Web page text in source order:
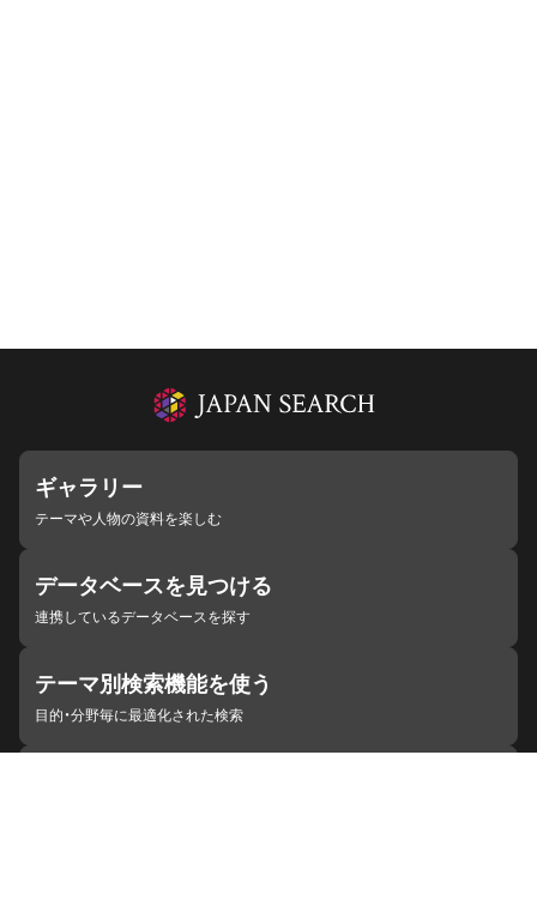
ギャラリー
テーマや人物の資料を楽しむ
データベースを見つける
連携しているデータベースを探す
テーマ別検索機能を使う
目的・分野毎に最適化された検索